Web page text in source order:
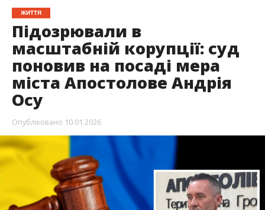
ЖИТТЯ
Підозрювали в
масштабній корупції: суд
поновив на посаді мера
міста Апостолове Андрія
Осу
Опубліковано 10.01.2026